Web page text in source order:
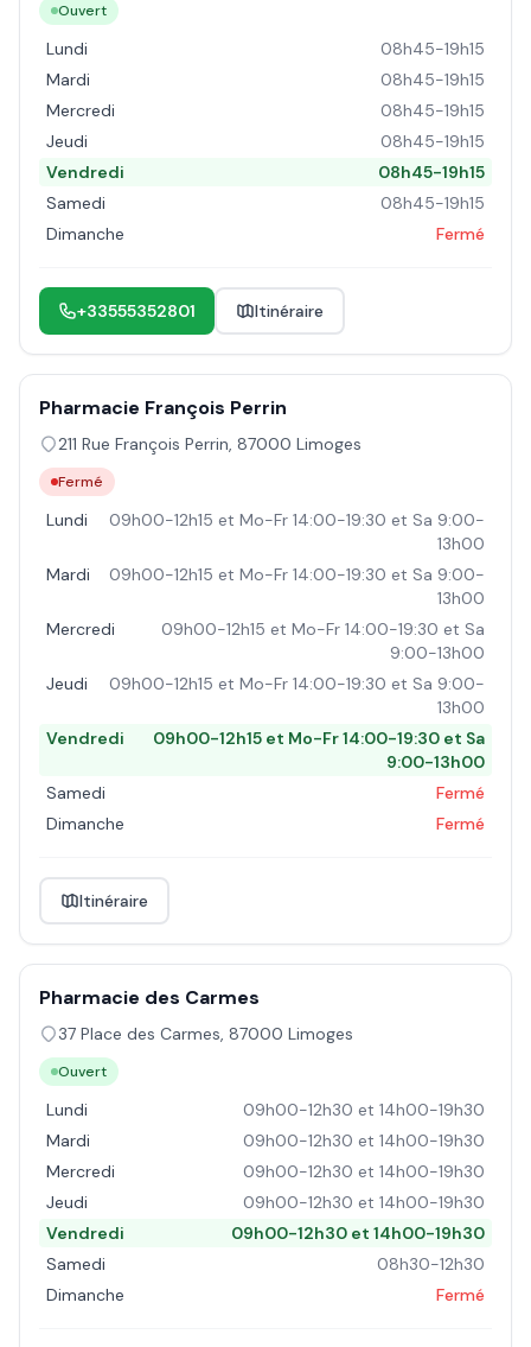
Ouvert
Lundi
08h45-19h15
Mardi
08h45-19h15
Mercredi
08h45-19h15
Jeudi
08h45-19h15
Vendredi
08h45-19h15
Samedi
08h45-19h15
Dimanche
Fermé
+33555352801 Itinéraire
Pharmacie François Perrin
211 Rue François Perrin, 87000 Limoges
Fermé
Lundi
09h00-12h15 et Mo-Fr 14:00-19:30 et Sa 9:00-
13h00
Mardi
09h00-12h15 et Mo-Fr 14:00-19:30 et Sa 9:00-
13h00
Mercredi
09h00-12h15 et Mo-Fr 14:00-19:30 et Sa
9:00-13h00
Jeudi
09h00-12h15 et Mo-Fr 14:00-19:30 et Sa 9:00-
13h00
Vendredi
09h00-12h15 et Mo-Fr 14:00-19:30 et Sa
9:00-13h00
Samedi
Fermé
Dimanche
Fermé
Itinéraire
Pharmacie des Carmes
37 Place des Carmes, 87000 Limoges
Ouvert
Lundi
09h00-12h30 et 14h00-19h30
Mardi
09h00-12h30 et 14h00-19h30
Mercredi
09h00-12h30 et 14h00-19h30
Jeudi
09h00-12h30 et 14h00-19h30
Vendredi
09h00-12h30 et 14h00-19h30
Samedi
08h30-12h30
Dimanche
Fermé